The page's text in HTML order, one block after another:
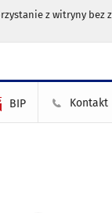
z witryny bez
BIP Kontakt